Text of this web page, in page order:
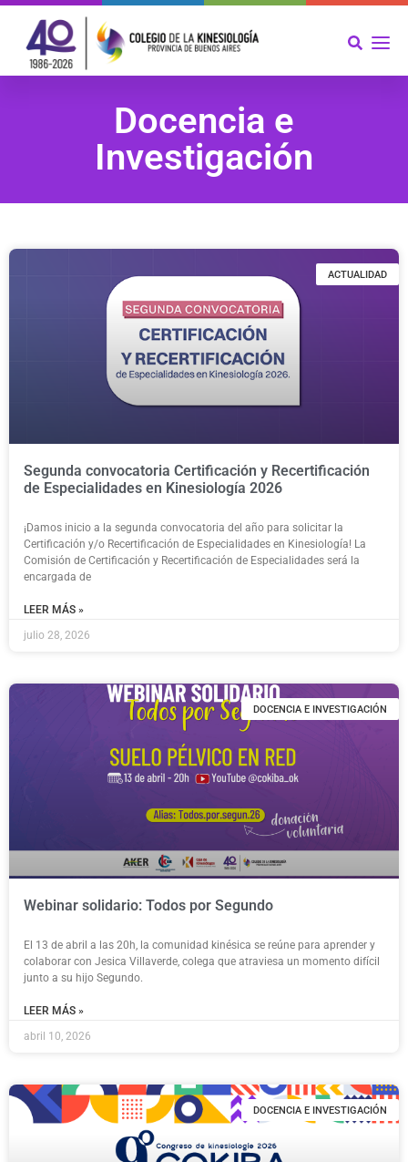
Docencia e
Investigación
ACTUALIDAD
Segunda convocatoria Certificación y Recertificación
de Especialidades en Kinesiología 2026
¡Damos inicio a la segunda convocatoria del año para solicitar la
Certificación y/o Recertificación de Especialidades en Kinesiología! La
Comisión de Certificación y Recertificación de Especialidades será la
encargada de
LEER MÁS »
julio 28, 2026
DOCENCIA E INVESTIGACIÓN
Webinar solidario: Todos por Segundo
El 13 de abril a las 20h, la comunidad kinésica se reúne para aprender y
colaborar con Jesica Villaverde, colega que atraviesa un momento difícil
junto a su hijo Segundo.
LEER MÁS »
abril 10, 2026
DOCENCIA E INVESTIGACIÓN